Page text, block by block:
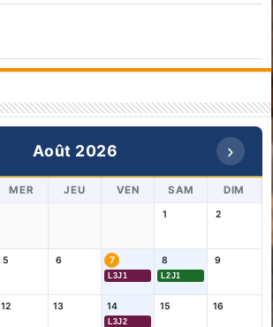
Août 2026 ›
MER JEU VEN SAM DIM
1 2
5 6 7
L3J1
8
L2J1
9
12 13 14
L3J2
15 16